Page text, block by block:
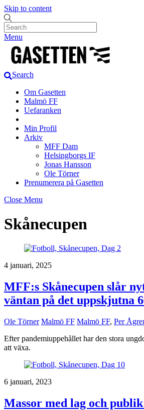
Skip to content
Menu
Search
Om Gasetten
Malmö FF
Uefaranken
Min Profil
Arkiv
MFF Dam
Helsingborgs IF
Jonas Hansson
Ole Törner
Prenumerera på Gasetten
Close Menu
Skånecupen
4 januari, 2025
MFF:s Skånecupen slår
väntan på det uppskjutna
Ole Törner Malmö FF Malmö FF, Per
Efter pandemiuppehållet har den stora
att växa.
6 januari, 2023
Massor med lag och